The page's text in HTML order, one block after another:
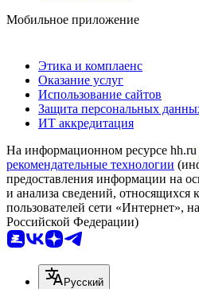
Мобильное приложение
Этика и комплаенс
Оказание услуг
Использование сайтов
Защита персональных
ИТ аккредитация
На информационном ресурсе hh.ru
рекомендательные технологии
предоставления информации на
и анализа сведений, относящихся
пользователей сети «Интернет»,
Российской Федерации)
Русский